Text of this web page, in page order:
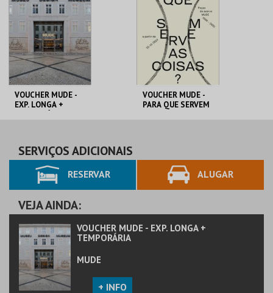
VOUCHER MUDE -
EXP. LONGA +
PREÇO INTEIRO
MAIS INFO
COMPRAR
VOUCHER MUDE -
PARA QUE SERVEM
MAIS INFO
SERVIÇOS ADICIONAIS
RESERVAR ALUGAR
VEJA AINDA:
VOUCHER MUDE - EXP. LONGA +
TEMPORÁRIA
MUDE
+ INFO